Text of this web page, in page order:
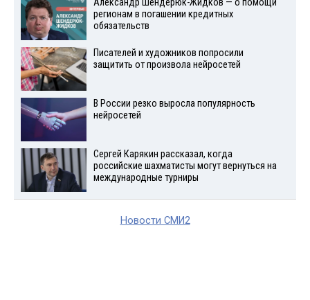
Александр Шендерюк-Жидков — о помощи
регионам в погашении кредитных
обязательств
Писателей и художников попросили
защитить от произвола нейросетей
В России резко выросла популярность
нейросетей
Сергей Карякин рассказал, когда
российские шахматисты могут вернуться на
международные турниры
Новости СМИ2